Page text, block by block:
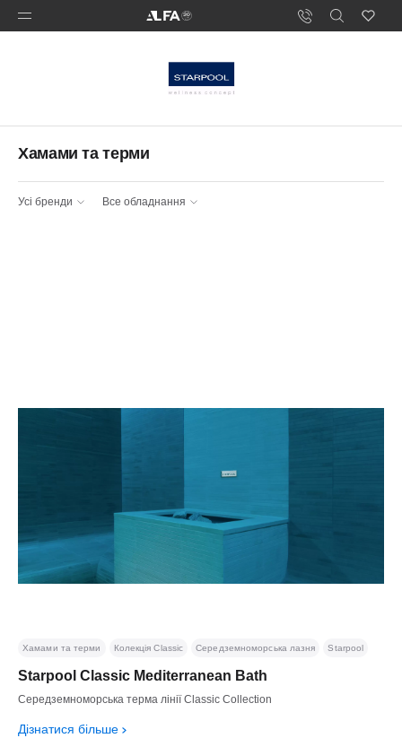
Хамами та терми
Усі бренди Все обладнання
Starpool Classic Mediterranean Bath
Середземноморська терма лінії Classic Collection
Дізнатися більше
Хамами та терми Колекція Classic Середземноморська лазня Starpool